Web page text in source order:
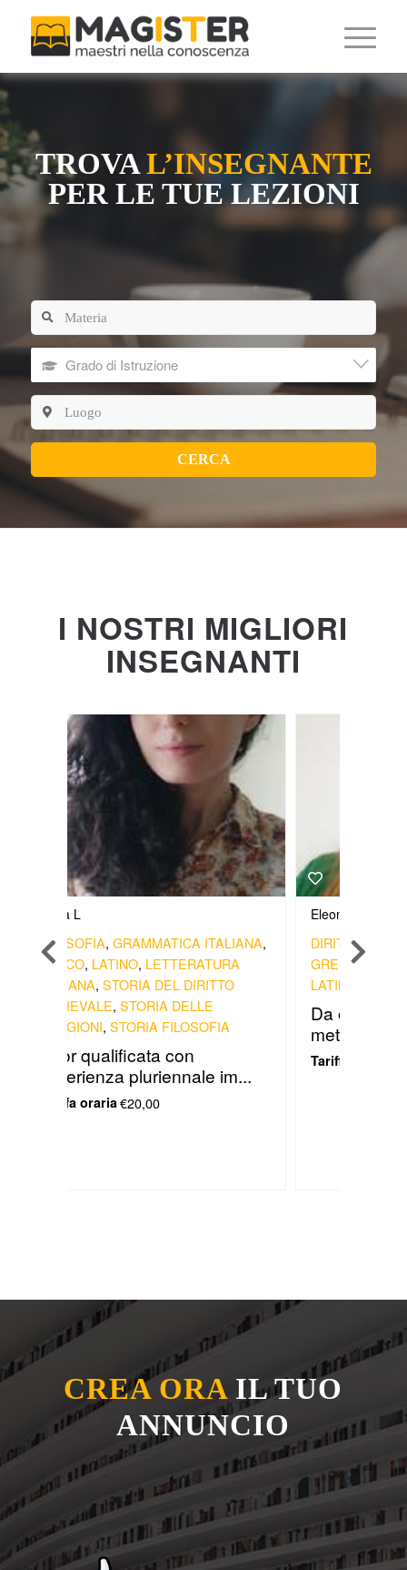
TROVAL’INSEGNANTE
PER LE TUE LEZIONI
Grado di Istruzione
CERCA
I NOSTRI MIGLIORI
INSEGNANTI
Giulia L
FILOSOFIA, GRAMMATICA ITALIANA,
GRECO, LATINO, LETTERATURA
ITALIANA, STORIA DEL DIRITTO
MEDIEVALE, STORIA DELLE
RELIGIONI, STORIA FILOSOFIA
Tutor qualificata con
esperienza pluriennale im...
Tariffa oraria€20,00
Eleonora p
DIRITTO,
GRECO,
LATINO
Da oltre 10
metodo
Tariffa oraria
CREA ORA IL TUO
ANNUNCIO